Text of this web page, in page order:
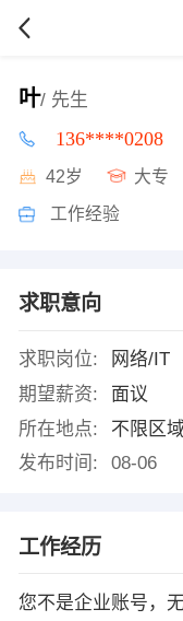
叶/ 先生
136****0208
42岁 大专
工作经验
求职意向
求职岗位:
网络/IT
期望薪资:
面议
所在地点:
不限区域
发布时间:
08-06
工作经历
您不是企业账号，